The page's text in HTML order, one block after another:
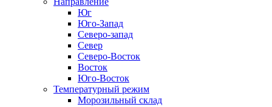
Юг
Юго-Запад
Северо-запад
Север
Северо-Восток
Восток
Юго-Восток
Температурный режим
Морозильный склад